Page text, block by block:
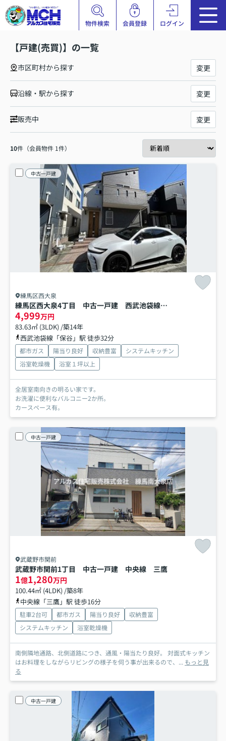
物件検索 会員登録 ログイン
【戸建(売買)】の一覧
市区町村から探す 変更
沿線・駅から探す 変更
販売中 変更
10件（会員物件 1件）
中古一戸建
練馬区西大泉
練馬区西大泉4丁目 中古一戸建 西武池袋線 保谷
4,999万円
83.63㎡ (3LDK) /築14年
西武池袋線「保谷」駅 徒歩32分
都市ガス 陽当り良好 収納豊富
システムキッチン
浴室乾燥機
浴室１坪以上
全居室南向きの明るい家です。
お洗濯に便利なバルコニー2か所。
カースペース有。
中古一戸建
武蔵野市関前
武蔵野市関前1丁目 中古一戸建 中央線 三鷹
1億1,280万円
100.44㎡ (4LDK) /築8年
中央線「三鷹」駅 徒歩16分
駐車2台可 都市ガス 陽当り良好
収納豊富
システムキッチン
浴室乾燥機
南側隣地通路、北側道路につき、通風・陽当たり良好。 対面式キッチン
はお料理をしながらリビングの様子を伺う事が出来るので、... もっと見
る
中古一戸建